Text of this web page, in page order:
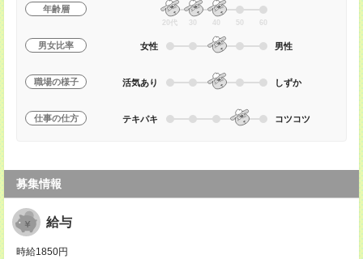
年齢層
20代 30 40 50 60
男女比率 女性 男性
職場の様子 活気あり しずか
仕事の仕方 テキパキ コツコツ
募集情報
給与
時給1850円